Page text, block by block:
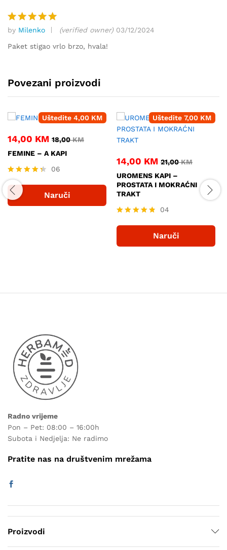
Ocjenjeno
5od 5
by Milenko (verified owner) 03/12/2024
Paket stigao vrlo brzo, hvala!
Povezani proizvodi
Uštedite 4,00 KM
14,00 KM 18,00KM
FEMINE – A KAPI
Ocjenjeno
4.33
od 5
06
Naruči
Uštedite 7,00 KM
14,00 KM 21,00KM
UROMENS KAPI –
PROSTATA I MOKRAĆNI
TRAKT
4.75
04
Naruči
Radno vrijeme
Pon – Pet: 08:00 – 16:00h
Subota i Nedjelja: Ne radimo
Pratite nas na društvenim mrežama
Proizvodi